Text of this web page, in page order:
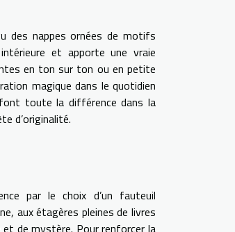
des nappes ornées de motifs
et apporte une vraie
en ton sur ton ou en petite
magique dans le quotidien
toute la différence dans la
d’originalité.
par le choix d’un fauteuil
aux étagères pleines de livres
de mystère. Pour renforcer la